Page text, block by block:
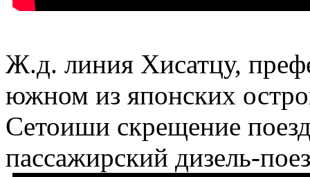
Ж.д. линия Хисатцу,
южном из японских
Сетоиши скрещение
пассажирский дизель-